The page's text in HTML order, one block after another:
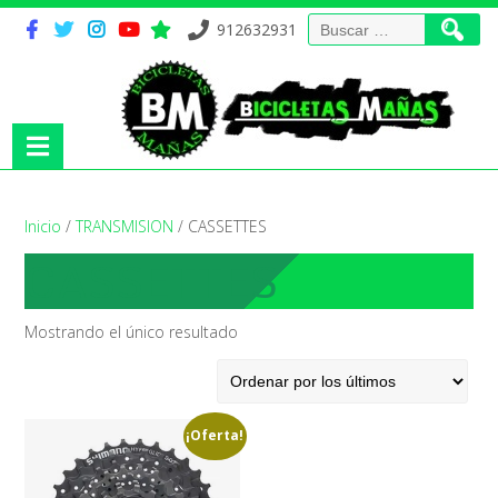
912632931 Buscar:
Inicio /TRANSMISION / CASSETTES
CASSETTES
Mostrando el único resultado
¡Oferta!